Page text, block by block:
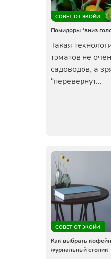
СОВЕТ ОТ ЭКОЙИ
Помидоры “вниз
Такая
томатов не
садоводов, а
“перевернут...
СОВЕТ ОТ ЭКОЙИ
Как выбрать
журнальный столик